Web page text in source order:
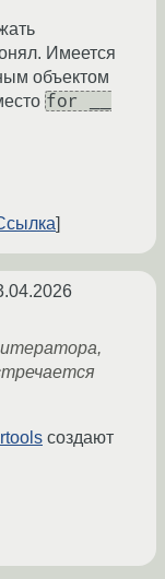
Имеется
объектом
for __
создают